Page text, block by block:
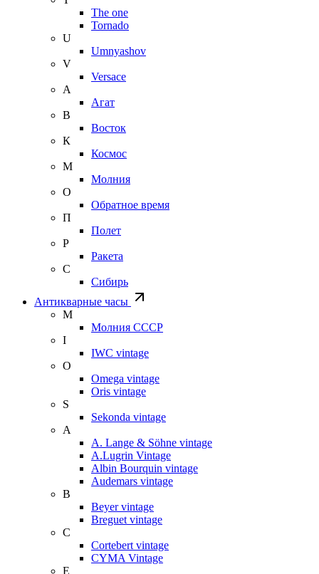
The one
Tornado
U
Umnyashov
V
Versace
А
Агат
В
Восток
К
Космос
М
Молния
О
Обратное время
П
Полет
Р
Ракета
С
Сибирь
Антикварные часы
М
Молния СССР
I
IWC vintage
O
Omega vintage
Oris vintage
S
Sekonda vintage
A
A. Lange & Söhne vintage
A.Lugrin Vintage
Albin Bourquin vintage
Audemars vintage
B
Beyer vintage
Breguet vintage
C
Cortebert vintage
CYMA Vintage
E